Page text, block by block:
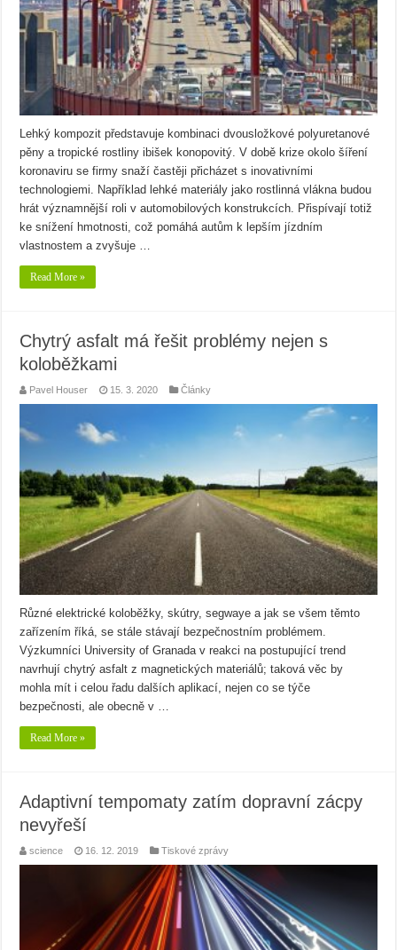
Lehký kompozit představuje kombinaci dvousložkové polyuretanové
pěny a tropické rostliny ibišek konopovitý. V době krize okolo šíření
koronaviru se firmy snaží častěji přicházet s inovativními
technologiemi. Například lehké materiály jako rostlinná vlákna budou
hrát významnější roli v automobilových konstrukcích. Přispívají totiž
ke snížení hmotnosti, což pomáhá autům k lepším jízdním
vlastnostem a zvyšuje …
Read More »
Chytrý asfalt má řešit problémy nejen s
koloběžkami
Pavel Houser 15. 3. 2020 Články
Různé elektrické koloběžky, skútry, segwaye a jak se všem těmto
zařízením říká, se stále stávají bezpečnostním problémem.
Výzkumníci University of Granada v reakci na postupující trend
navrhují chytrý asfalt z magnetických materiálů; taková věc by
mohla mít i celou řadu dalších aplikací, nejen co se týče
bezpečnosti, ale obecně v …
Read More »
Adaptivní tempomaty zatím dopravní zácpy
nevyřeší
science 16. 12. 2019 Tiskové zprávy